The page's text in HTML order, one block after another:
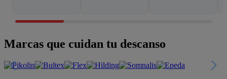
Marcas que cuidan tu descanso